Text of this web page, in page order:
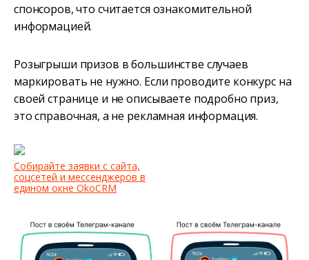
спонсоров, что считается ознакомительной
информацией.
Розыгрыши призов в большинстве случаев
маркировать не нужно. Если проводите конкурс на
своей странице и не описываете подробно приз,
это справочная, а не рекламная информация.
Собирайте заявки с сайта,
соцсетей и мессенджеров в
едином окне OkoCRM